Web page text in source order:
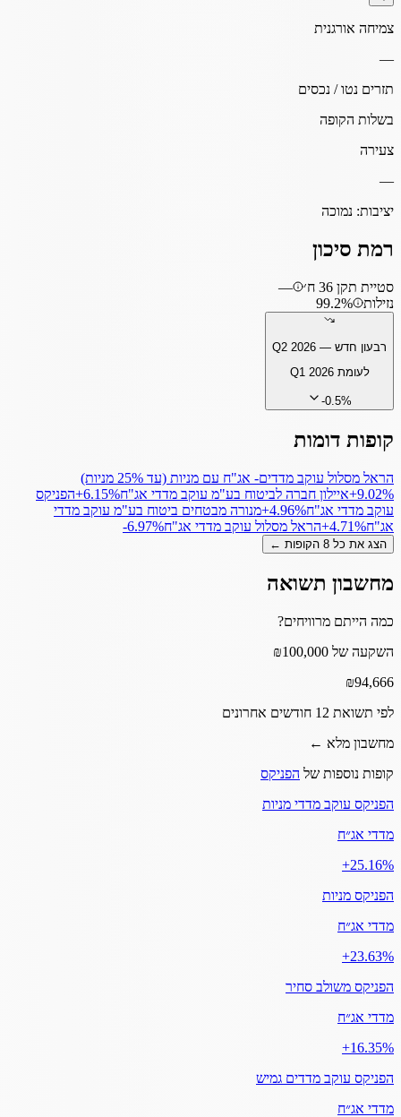
צמיחה אורגנית
—
תזרים נטו / נכסים
בשלות הקופה
צעירה
—
יציבות: נמוכה
רמת סיכון
סטיית תקן 36 ח׳
—
נזילות
99.2%
רבעון חדש — Q2 2026
לעומתQ1 2026
-0.5%
קופות דומות
הראל מסלול עוקב מדדים- אג"ח עם מניות (עד 25% מניות)
+9.02%איילון חברה לביטוח בע"מ עוקב מדדי אג"ח‎+6.15%הפניקס
עוקב מדדי אג"ח‎+4.96%מנורה מבטחים ביטוח בע"מ עוקב מדדי
אג"ח‎+4.71%הראל מסלול עוקב מדדי אג"ח‎-6.97%
הצג את כל 8 הקופות ←
מחשבון תשואה
כמה הייתם מרוויחים?
השקעה של ₪100,000
₪94,666
לפי תשואת 12 חודשים אחרונים
מחשבון מלא ←
קופות נוספות של הפניקס
הפניקס עוקב מדדי מניות
מדדי אג״ח
‎+25.16%
הפניקס מניות
מדדי אג״ח
‎+23.63%
הפניקס משולב סחיר
מדדי אג״ח
‎+16.35%
הפניקס עוקב מדדים גמיש
מדדי אג״ח